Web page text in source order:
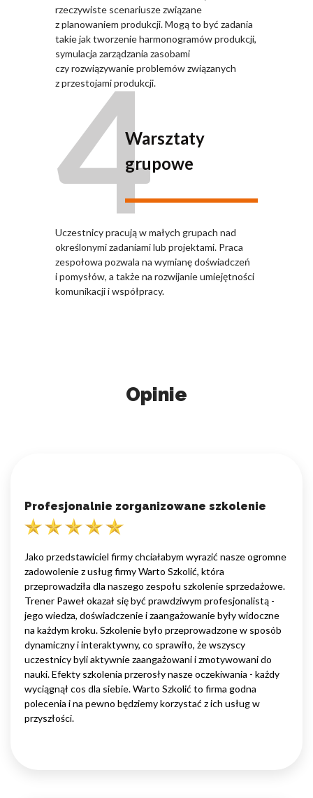
rzeczywiste scenariusze związane
z planowaniem produkcji. Mogą to być zadania
takie jak tworzenie harmonogramów produkcji,
symulacja zarządzania zasobami
czy rozwiązywanie problemów związanych
z przestojami produkcji.
4Warsztaty
grupowe
Uczestnicy pracują w małych grupach nad
określonymi zadaniami lub projektami. Praca
zespołowa pozwala na wymianę doświadczeń
i pomysłów, a także na rozwijanie umiejętności
komunikacji i współpracy.
Opinie
Profesjonalnie zorganizowane szkolenie
Jako przedstawiciel firmy chciałabym wyrazić nasze ogromne
zadowolenie z usług firmy Warto Szkolić, która
przeprowadziła dla naszego zespołu szkolenie sprzedażowe.
Trener Paweł okazał się być prawdziwym profesjonalistą -
jego wiedza, doświadczenie i zaangażowanie były widoczne
na każdym kroku. Szkolenie było przeprowadzone w sposób
dynamiczny i interaktywny, co sprawiło, że wszyscy
uczestnicy byli aktywnie zaangażowani i zmotywowani do
nauki. Efekty szkolenia przerosły nasze oczekiwania - każdy
wyciągnął cos dla siebie. Warto Szkolić to firma godna
polecenia i na pewno będziemy korzystać z ich usług w
przyszłości.